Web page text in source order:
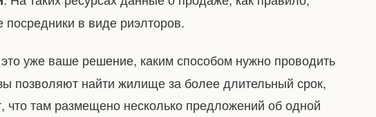
в виде риэлторов.
уже ваше решение, каким способом нужно проводить
позволяют найти жилище за более длительный срок,
что там размещено несколько предложений об одной